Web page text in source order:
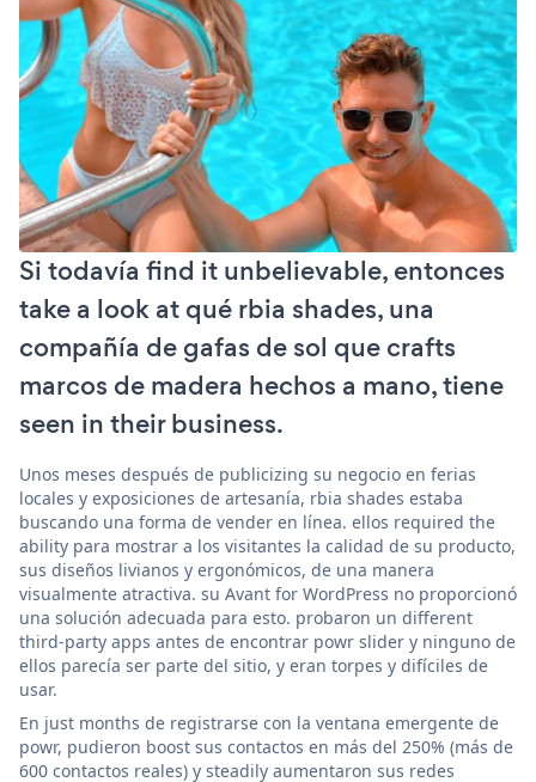
Si todavía find it unbelievable, entonces
take a look at qué rbia shades, una
compañía de gafas de sol que crafts
marcos de madera hechos a mano, tiene
seen in their business.
Unos meses después de publicizing su negocio en ferias
locales y exposiciones de artesanía, rbia shades estaba
buscando una forma de vender en línea. ellos required the
ability para mostrar a los visitantes la calidad de su producto,
sus diseños livianos y ergonómicos, de una manera
visualmente atractiva. su Avant for WordPress no proporcionó
una solución adecuada para esto. probaron un different
third-party apps antes de encontrar powr slider y ninguno de
ellos parecía ser parte del sitio, y eran torpes y difíciles de
usar.
En just months de registrarse con la ventana emergente de
powr, pudieron boost sus contactos en más del 250% (más de
600 contactos reales) y steadily aumentaron sus redes